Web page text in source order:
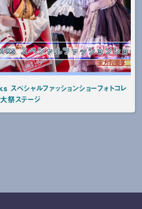
ャルファッションショーフォトコレ
祭ステージ